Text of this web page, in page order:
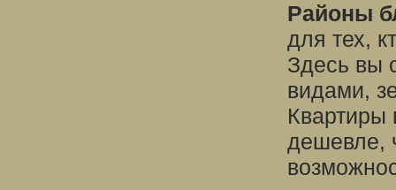
Районы
для тех,
Здесь вы
видами,
Квартиры
дешевле,